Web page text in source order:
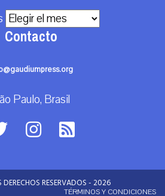
Contacto
Paulo, Brasil
RESERVADOS - 2026
TÉRMINOS Y CONDICIONES